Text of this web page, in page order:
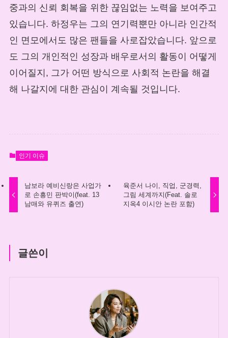
중과의 신뢰 회복을 위한 끊임없는 노력을 보여주고
있습니다. 하정우는 그의 연기력뿐만 아니라 인간적
인 면모에서도 많은 팬들을 사로잡았습니다. 앞으로
도 그의 개인적인 성장과 배우로서의 활동이 어떻게
이어질지, 그가 어떤 방식으로 사회적 논란을 해결
해 나갈지에 대한 관심이 계속될 것입니다.
인기 이슈
남보라 예비신랑은 사업가
로 손흥민 판박이(feat. 13
남매와 유퀴즈 출연)
육준서 나이, 직업, 군경력,
그림 세계까지(Feat. 솔로
지옥4 이시안 논란 포함)
글쓴이